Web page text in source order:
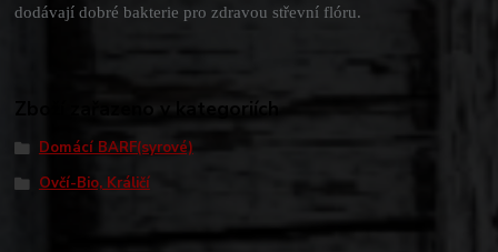
dodávají dobré bakterie pro zdravou střevní flóru.
Zboží zařazeno v kategoriích
Domácí BARF(syrové)
Ovčí-Bio, Králičí